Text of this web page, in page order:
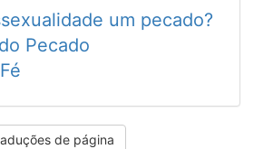
um pecado?
Pecado
de página